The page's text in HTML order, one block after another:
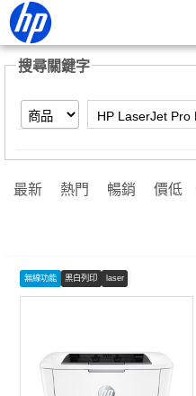
【HP LaserJet Pro P1102w
搜尋關鍵字
最新 熱門 暢銷 價低
無線功能 黑白列印 laser